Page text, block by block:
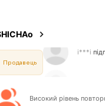
Продавець
Високий рівень